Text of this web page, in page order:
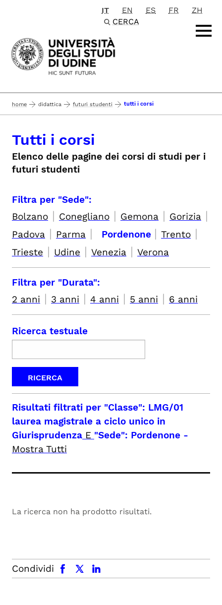
Passa al contenuto principale
IT EN ES FR
ZH
CERCA
home didattica futuri studenti tutti i corsi
Tutti i corsi
Elenco delle pagine dei corsi di studi per i
futuri studenti
Filtra per "Sede":
Bolzano | Conegliano | Gemona | Gorizia |
Padova | Parma | Pordenone | Trento |
Trieste | Udine | Venezia | Verona
Filtra per "Durata":
2 anni | 3 anni | 4 anni | 5 anni | 6 anni
Ricerca testuale
Risultati filtrati per "Classe": LMG/01
laurea magistrale a ciclo unico in
Giurisprudenza E "Sede": Pordenone -
Mostra Tutti
La ricerca non ha prodotto risultati.
Condividi
facebook x.com linkedin